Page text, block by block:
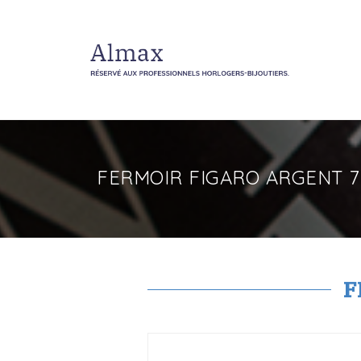
FERMOIR FIGARO ARGENT